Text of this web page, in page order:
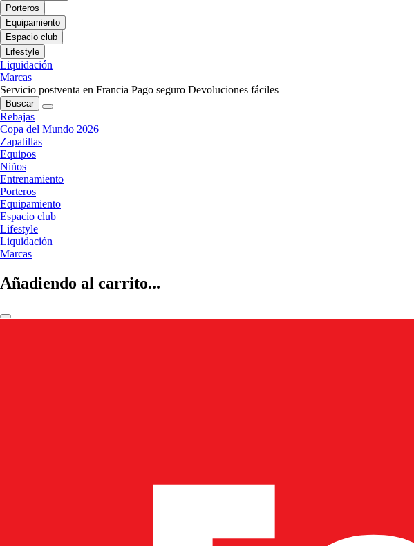
Porteros
Equipamiento
Espacio club
Lifestyle
Liquidación
Marcas
Servicio postventa en Francia Pago seguro Devoluciones fáciles
Buscar
Rebajas
Copa del Mundo 2026
Zapatillas
Equipos
Niños
Entrenamiento
Porteros
Equipamiento
Espacio club
Lifestyle
Liquidación
Marcas
Añadiendo al carrito...